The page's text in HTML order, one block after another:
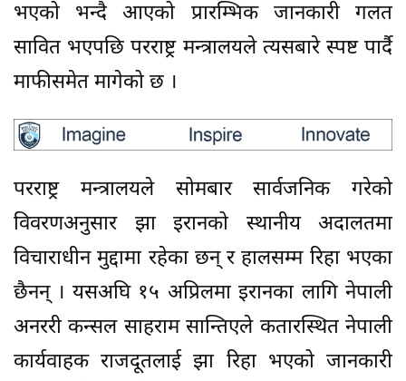
भएको भन्दै आएको प्रारम्भिक जानकारी गलत
सावित भएपछि परराष्ट्र मन्त्रालयले त्यसबारे स्पष्ट पार्दै
माफीसमेत मागेको छ ।
परराष्ट्र मन्त्रालयले सोमबार सार्वजनिक गरेको
विवरणअनुसार झा इरानको स्थानीय अदालतमा
विचाराधीन मुद्दामा रहेका छन् र हालसम्म रिहा भएका
छैनन् । यसअघि १५ अप्रिलमा इरानका लागि नेपाली
अनररी कन्सल साहराम सान्तिएले कतारस्थित नेपाली
कार्यवाहक राजदूतलाई झा रिहा भएको जानकारी